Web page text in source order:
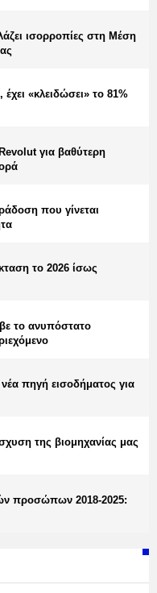
ισορροπίες στη Μέση
«κλειδώσει» το 81%
για βαθύτερη
που γίνεται
το 2026 ίσως
το ανυπόστατο
πηγή εισοδήματος για
της βιομηχανίας μας
προσώπων 2018-2025: